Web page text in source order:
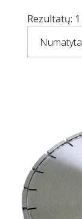
Rezultatų: 1